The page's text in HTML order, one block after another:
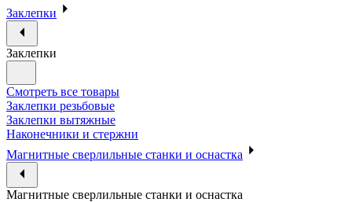
Заклепки
Заклепки
Смотреть все товары
Заклепки резьбовые
Заклепки вытяжные
Наконечники и стержни
Магнитные сверлильные станки и оснастка
Магнитные сверлильные станки и оснастка